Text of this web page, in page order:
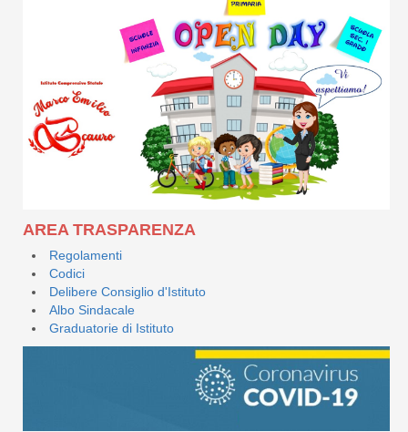
AREA TRASPARENZA
Regolamenti
Codici
Delibere Consiglio d'Istituto
Albo Sindacale
Graduatorie di Istituto